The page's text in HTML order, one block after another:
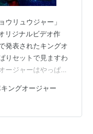
ウリュウジャー」
リジナルビデオ作
発表されたキングオ
りセットで見ますわ
ージャーはやっぱり
ばもっと良い。 キ
信されているのを
まだのものだが、こ
ングオージャー